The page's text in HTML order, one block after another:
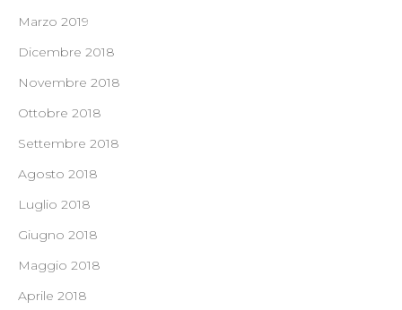
Marzo 2019
Dicembre 2018
Novembre 2018
Ottobre 2018
Settembre 2018
Agosto 2018
Luglio 2018
Giugno 2018
Maggio 2018
Aprile 2018